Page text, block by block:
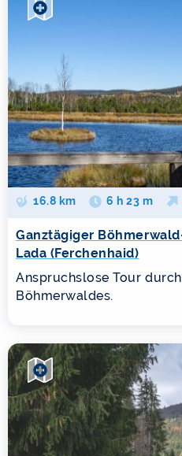
16.8 km 6 h 23 m
Ganztägiger
Lada (Ferchenhaid)
Anspruchslose Tour
Böhmerwaldes.